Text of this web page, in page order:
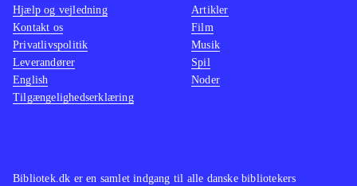
Bibliotek.dk er en samlet indgang til alle danske bibliotekers
Hjælp og vejledning
Kontakt os
Privatlivspolitik
Leverandører
English
Tilgængelighedserklæring
Artikler
Film
Musik
Spil
Noder